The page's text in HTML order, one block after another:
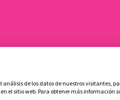
análisis de los datos de nuestros visitantes,
el sitio web. Para obtener más información